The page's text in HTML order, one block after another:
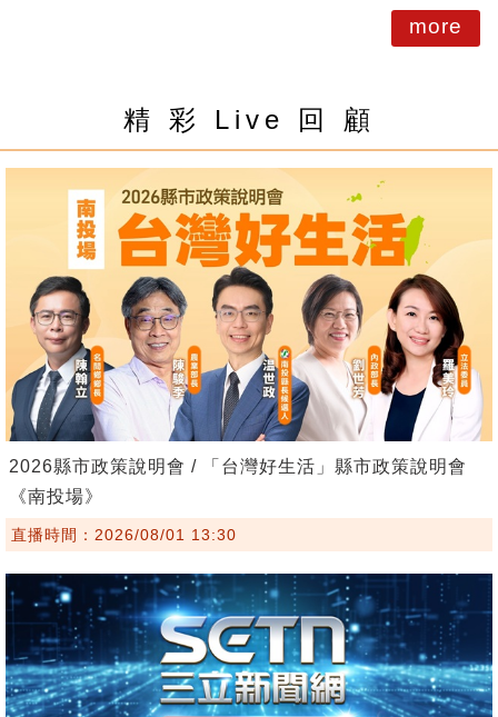
more
精 彩 Live 回 顧
2026縣市政策說明會 / 「台灣好生活」縣市政策說明會
《南投場》
直播時間：2026/08/01 13:30